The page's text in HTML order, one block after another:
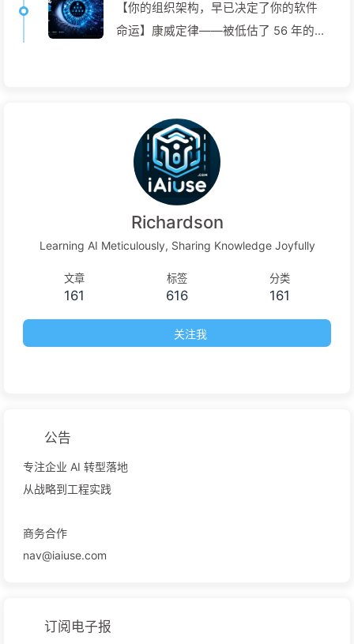
【你的组织架构，早已决定了你的软件
命运】康威定律——被低估了 56 年的管
Richardson
Learning AI Meticulously, Sharing Knowledge Joyfully
文章
161
标签
616
分类
161
关注我
公告
专注企业 AI 转型落地
从战略到工程实践
商务合作
nav@iaiuse.com
订阅电子报